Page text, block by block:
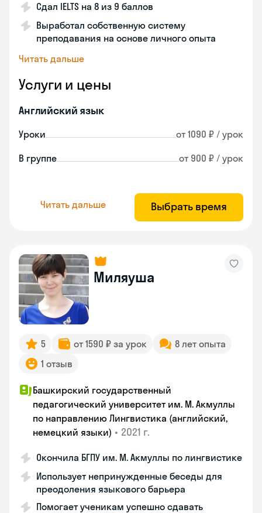
Сдал IELTS на 8 из 9 баллов
Выработал собственную систему
преподавания на основе личного опыта
Читать дальше
Услуги и цены
Английский язык
Уроки от 1090 ₽ / урок
В группе от 900 ₽ / урок
Читать дальше Выбрать время
Миляуша
5 от 1590 ₽ за урок
8 лет опыта
1 отзыв
Башкирский государственный
педагогический университет им. М. Акмуллы
по направлению Лингвистика (английский,
немецкий языки) • 2021 г.
Окончила БГПУ им. М. Акмуллы по лингвистике
Использует непринужденные беседы для
преодоления языкового барьера
Помогает ученикам успешно сдавать